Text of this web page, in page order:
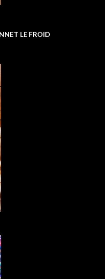
LE FROID